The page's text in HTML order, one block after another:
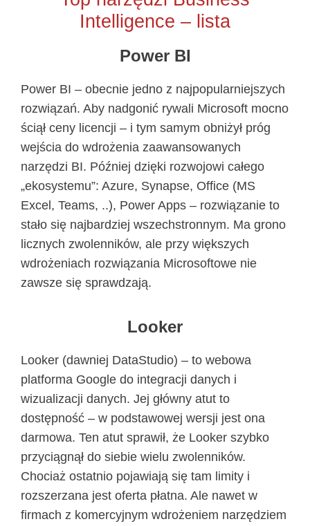
Intelligence – lista
Power BI
Power BI – obecnie jedno z najpopularniejszych
rozwiązań. Aby nadgonić rywali Microsoft mocno
ściął ceny licencji – i tym samym obniżył próg
wejścia do wdrożenia zaawansowanych
narzędzi BI. Później dzięki rozwojowi całego
„ekosystemu”: Azure, Synapse, Office (MS
Excel, Teams, ..), Power Apps – rozwiązanie to
stało się najbardziej wszechstronnym. Ma grono
licznych zwolenników, ale przy większych
wdrożeniach rozwiązania Microsoftowe nie
zawsze się sprawdzają.
Looker
Looker (dawniej DataStudio) – to webowa
platforma Google do integracji danych i
wizualizacji danych. Jej główny atut to
dostępność – w podstawowej wersji jest ona
darmowa. Ten atut sprawił, że Looker szybko
przyciągnął do siebie wielu zwolenników.
Chociaż ostatnio pojawiają się tam limity i
rozszerzana jest oferta płatna. Ale nawet w
firmach z komercyjnym wdrożeniem narzędziem